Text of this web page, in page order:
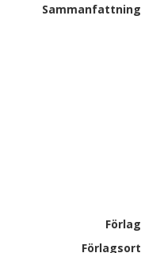
Sammanfattning
Förlag
Förlagsort